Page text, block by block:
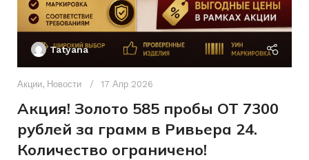
РАЗМЕР КОЛЬЦА
ДЛЯ КОГО Женщинам
Tatyana
Акции, Новости 17 Апр 2026
Акция! Золото 585 пробы ОТ 7300
рублей за грамм в Ривьера 24.
Количество ограничено!